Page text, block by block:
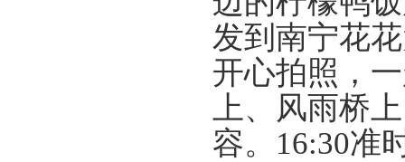
发到南宁花
开心拍照，
上、风雨桥
容。 16:30准